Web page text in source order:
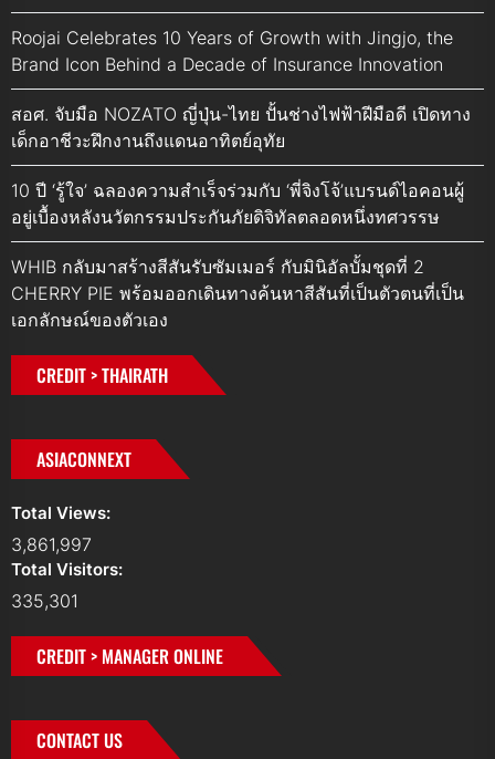
Roojai Celebrates 10 Years of Growth with Jingjo, the
Brand Icon Behind a Decade of Insurance Innovation
สอศ. จับมือ NOZATO ญี่ปุ่น-ไทย ปั้นช่างไฟฟ้าฝีมือดี เปิดทาง
เด็กอาชีวะฝึกงานถึงแดนอาทิตย์อุทัย
10 ปี ‘รู้ใจ’ ฉลองความสำเร็จร่วมกับ ‘พี่จิงโจ้’แบรนด์ไอคอนผู้
อยู่เบื้องหลังนวัตกรรมประกันภัยดิจิทัลตลอดหนึ่งทศวรรษ
WHIB กลับมาสร้างสีสันรับซัมเมอร์ กับมินิอัลบั้มชุดที่ 2
CHERRY PIE พร้อมออกเดินทางค้นหาสีสันที่เป็นตัวตนที่เป็น
เอกลักษณ์ของตัวเอง
CREDIT > THAIRATH
ASIACONNEXT
Total Views:
3,861,997
Total Visitors:
335,301
CREDIT > MANAGER ONLINE
CONTACT US